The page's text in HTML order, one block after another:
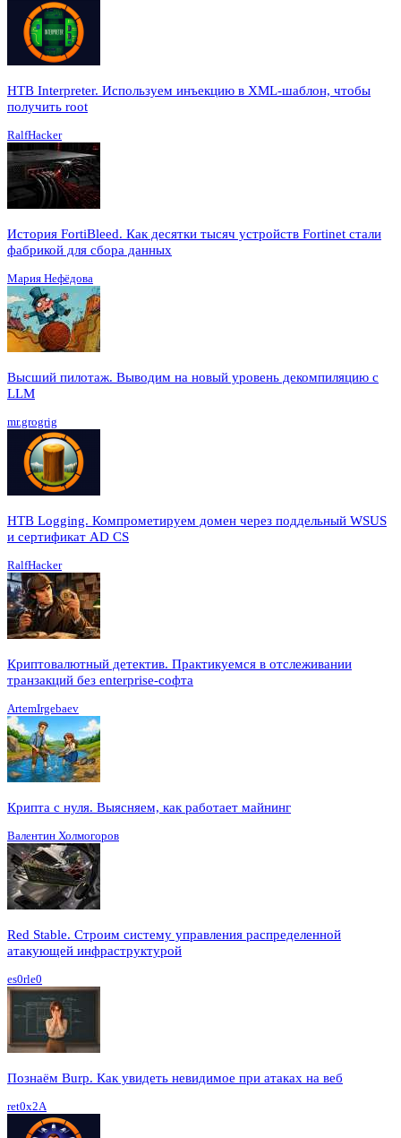
HTB Interpreter. Используем инъекцию в XML-шаблон, чтобы
получить root
RalfHacker
История FortiBleed. Как десятки тысяч устройств Fortinet стали
фабрикой для сбора данных
Мария Нефёдова
Высший пилотаж. Выводим на новый уровень декомпиляцию с
LLM
mr.grogrig
HTB Logging. Компрометируем домен через поддельный WSUS
и сертификат AD CS
RalfHacker
Криптовалютный детектив. Практикуемся в отслеживании
транзакций без enterprise-софта
ArtemIrgebaev
Крипта с нуля. Выясняем, как работает майнинг
Валентин Холмогоров
Red Stable. Строим систему управления распределенной
атакующей инфраструктурой
es0rle0
Познаём Burp. Как увидеть невидимое при атаках на веб
ret0x2A